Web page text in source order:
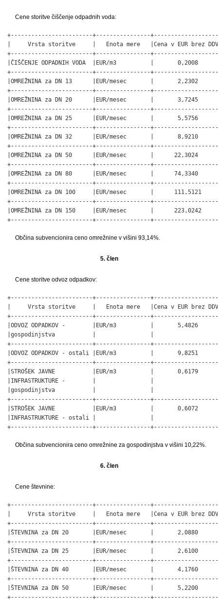
Cene storitve čiščenje odpadnih voda:
+------------------------+----------------
|     Vrsta storitve     |   Enota mere   |Cena v EUR brez
+------------------------+----------------
|ČIŠČENJE ODPADNIH VODA  |EUR/m3          |       0,2008
+------------------------+----------------
|OMREŽNINA za DN 13      |EUR/mesec       |       2,2302
+------------------------+----------------
|OMREŽNINA za DN 20      |EUR/mesec       |       3,7245
+------------------------+----------------
|OMREŽNINA za DN 25      |EUR/mesec       |       5,5756
+------------------------+----------------
|OMREŽNINA za DN 32      |EUR/mesec       |       8,9210
+------------------------+----------------
|OMREŽNINA za DN 50      |EUR/mesec       |      22,3024
+------------------------+----------------
|OMREŽNINA za DN 80      |EUR/mesec       |      74,3340
+------------------------+----------------
|OMREŽNINA za DN 100     |EUR/mesec       |      111,5121
+------------------------+----------------
|OMREŽNINA za DN 150     |EUR/mesec       |      223,0242
+------------------------+----------------
Občina subvencionira ceno omrežnine v višini 93,14%.
5. člen
Cene storitve odvoz odpadkov:
+------------------------+----------------
|     Vrsta storitve     |   Enota mere   |Cena v EUR brez
+------------------------+----------------
|ODVOZ ODPADKOV -        |EUR/m3          |       5,4826
|gospodinjstva           |                |
+------------------------+----------------
|ODVOZ ODPADKOV - ostali |EUR/m3          |       9,8251
+------------------------+----------------
|STROŠEK JAVNE           |EUR/m3          |       0,6179
|INFRASTRUKTURE -        |                |
|gospodinjstva           |                |
+------------------------+----------------
|STROŠEK JAVNE           |EUR/m3          |       0,6072
|INFRASTRUKTURE - ostali |                |
+------------------------+----------------
Občina subvencionira ceno omrežnine za gospodinjstva v višini 10,22%.
6. člen
Cene števnine:
+------------------------+----------------
|     Vrsta storitve     |   Enota mere   |Cena v EUR brez
+------------------------+----------------
|ŠTEVNINA za DN 20       |EUR/mesec       |       2,0880
+------------------------+----------------
|ŠTEVNINA za DN 25       |EUR/mesec       |       2,6100
+------------------------+----------------
|ŠTEVNINA za DN 40       |EUR/mesec       |       4,1760
+------------------------+----------------
|ŠTEVNINA za DN 50       |EUR/mesec       |       5,2200
+------------------------+----------------